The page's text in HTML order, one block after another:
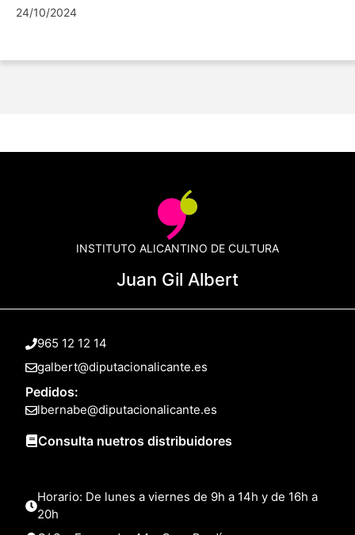
24/10/2024
INSTITUTO ALICANTINO DE CULTURA
Juan Gil Albert
965 12 12 14
galbert@diputacionalicante.es
Pedidos:
lbernabe@diputacionalicante.es
Consulta nuetros distribuidores
Horario: De lunes a viernes de 9h a 14h y de 16h a
20h